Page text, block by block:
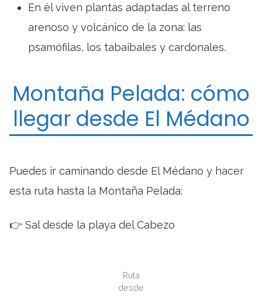
En él viven plantas adaptadas al terreno
arenoso y volcánico de la zona: las
psamófilas, los tabaibales y cardonales.
Montaña Pelada: cómo
llegar desde El Médano
Puedes ir caminando desde El Médano y hacer
esta ruta hasta la Montaña Pelada:
👉 Sal desde la playa del Cabezo
Ruta
desde